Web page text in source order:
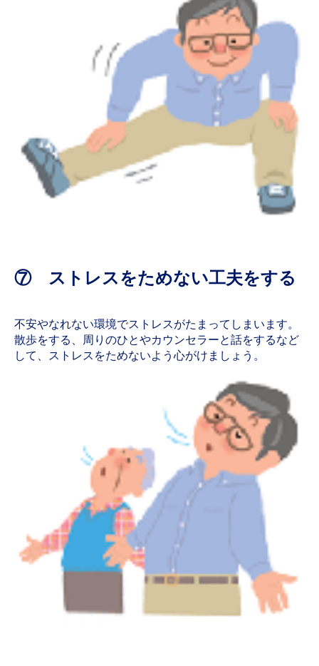
⑦ ストレスをためない工夫をする
不安やなれない環境でストレスがたまってしまいます。
散歩をする、周りのひとやカウンセラーと話をするなど
して、ストレスをためないよう心がけましょう。